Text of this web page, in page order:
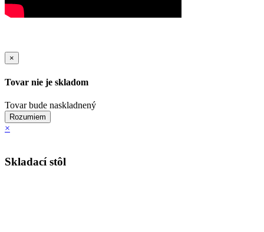
×
Tovar nie je skladom
Tovar bude naskladnený
Rozumiem
×
Skladací stôl